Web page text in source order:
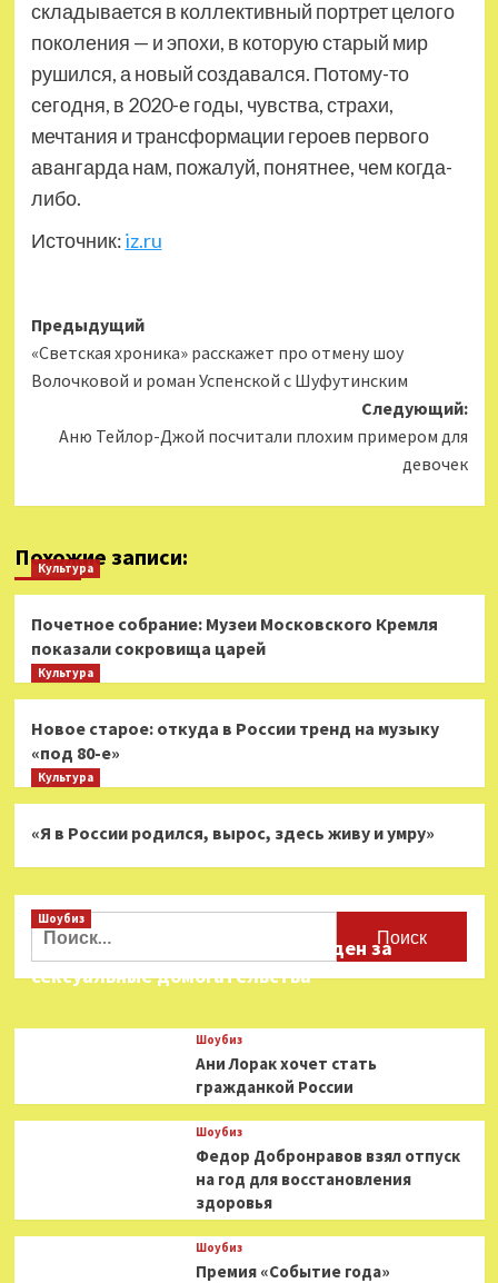
складывается в коллективный портрет целого
поколения — и эпохи, в которую старый мир
рушился, а новый создавался. Потому-то
сегодня, в 2020-е годы, чувства, страхи,
мечтания и трансформации героев первого
авангарда нам, пожалуй, понятнее, чем когда-
либо.
Источник:iz.ru
Навигация
записи
Предыдущий
«Светская хроника» расскажет про отмену шоу
Волочковой и роман Успенской с Шуфутинским
Следующий:
Аню Тейлор-Джой посчитали плохим примером для
девочек
Похожие записи:
Культура
Почетное собрание: Музеи Московского Кремля
показали сокровища царей
Культура
Новое старое: откуда в России тренд на музыку
«под 80-е»
Культура
«Я в России родился, вырос, здесь живу и умру»
Найти:
Шоубиз
Звезда «Игры в кальмара» осужден за
сексуальные домогательства
Шоубиз
Ани Лорак хочет стать
гражданкой России
Шоубиз
Федор Добронравов взял отпуск
на год для восстановления
здоровья
Шоубиз
Премия «Событие года»